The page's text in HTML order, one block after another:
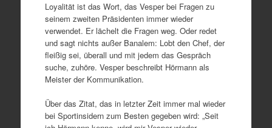
Loyalität ist das Wort, das Vesper bei Fragen zu
seinem zweiten Präsidenten immer wieder
verwendet. Er lächelt die Fragen weg. Oder redet
und sagt nichts außer Banalem: Lobt den Chef, der
fleißig sei, überall und mit jedem das Gespräch
suche, zuhöre. Vesper beschreibt Hörmann als
Meister der Kommunikation.
Über das Zitat, das in letzter Zeit immer mal wieder
bei Sportinsidern zum Besten gegeben wird: „Seit